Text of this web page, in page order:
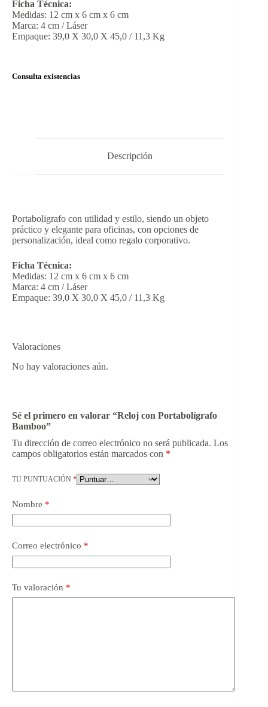
Ficha Técnica:
Medidas: 12 cm x 6 cm x 6 cm
Marca: 4 cm / Láser
Empaque: 39,0 X 30,0 X 45,0 / 11,3 Kg
Consulta existencias
Descripción
Portaboligrafo con utilidad y estilo, siendo un objeto
práctico y elegante para oficinas, con opciones de
personalización, ideal como regalo corporativo.
Ficha Técnica:
Medidas: 12 cm x 6 cm x 6 cm
Marca: 4 cm / Láser
Empaque: 39,0 X 30,0 X 45,0 / 11,3 Kg
Valoraciones
No hay valoraciones aún.
Sé el primero en valorar “Reloj con Portabolígrafo
Bamboo”
Tu dirección de correo electrónico no será publicada. Los
campos obligatorios están marcados con *
TU PUNTUACIÓN *
Nombre *
Correo electrónico *
Tu valoración *